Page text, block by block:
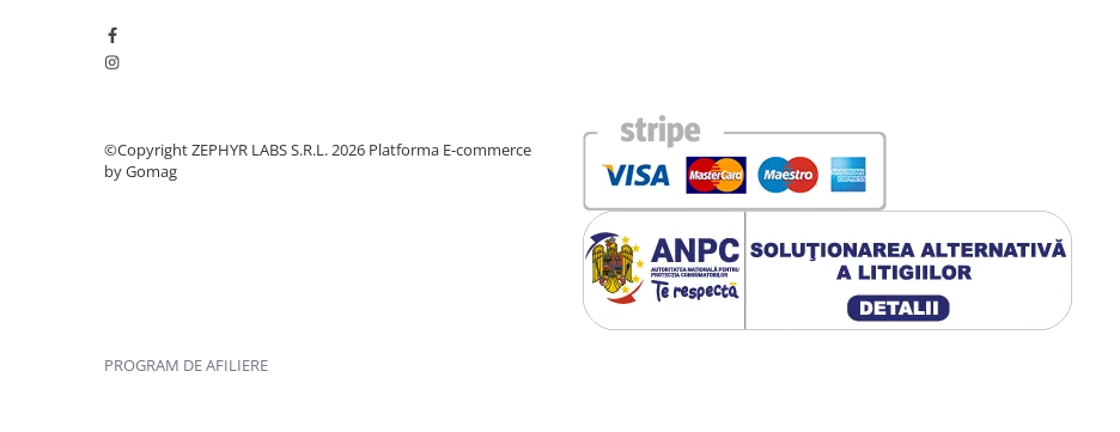
©Copyright ZEPHYR LABS S.R.L. 2026 Platforma E-commerce
by Gomag
PROGRAM DE AFILIERE